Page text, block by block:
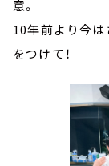
意。
10年前より今
をつけて！